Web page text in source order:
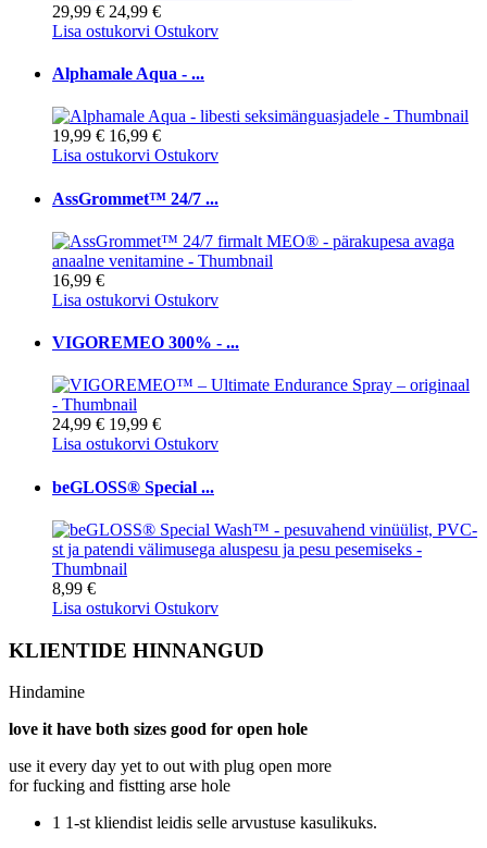
29,99 € 24,99 €
Lisa ostukorvi Ostukorv
Alphamale Aqua - ...
19,99 € 16,99 €
Lisa ostukorvi Ostukorv
AssGrommet™ 24/7 ...
16,99 €
Lisa ostukorvi Ostukorv
VIGOREMEO 300% - ...
24,99 € 19,99 €
Lisa ostukorvi Ostukorv
beGLOSS® Special ...
8,99 €
Lisa ostukorvi Ostukorv
KLIENTIDE HINNANGUD
Hindamine
love it have both sizes good for open hole
use it every day yet to out with plug open more
for fucking and fistting arse hole
1 1-st kliendist leidis selle arvustuse kasulikuks.